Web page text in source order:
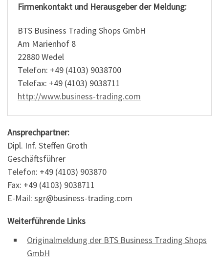
Firmenkontakt und Herausgeber der Meldung:
BTS Business Trading Shops GmbH
Am Marienhof 8
22880 Wedel
Telefon: +49 (4103) 9038700
Telefax: +49 (4103) 9038711
http://www.business-trading.com
Ansprechpartner:
Dipl. Inf. Steffen Groth
Geschäftsführer
Telefon: +49 (4103) 903870
Fax: +49 (4103) 9038711
E-Mail: sgr@business-trading.com
Weiterführende Links
Originalmeldung der BTS Business Trading Shops
GmbH